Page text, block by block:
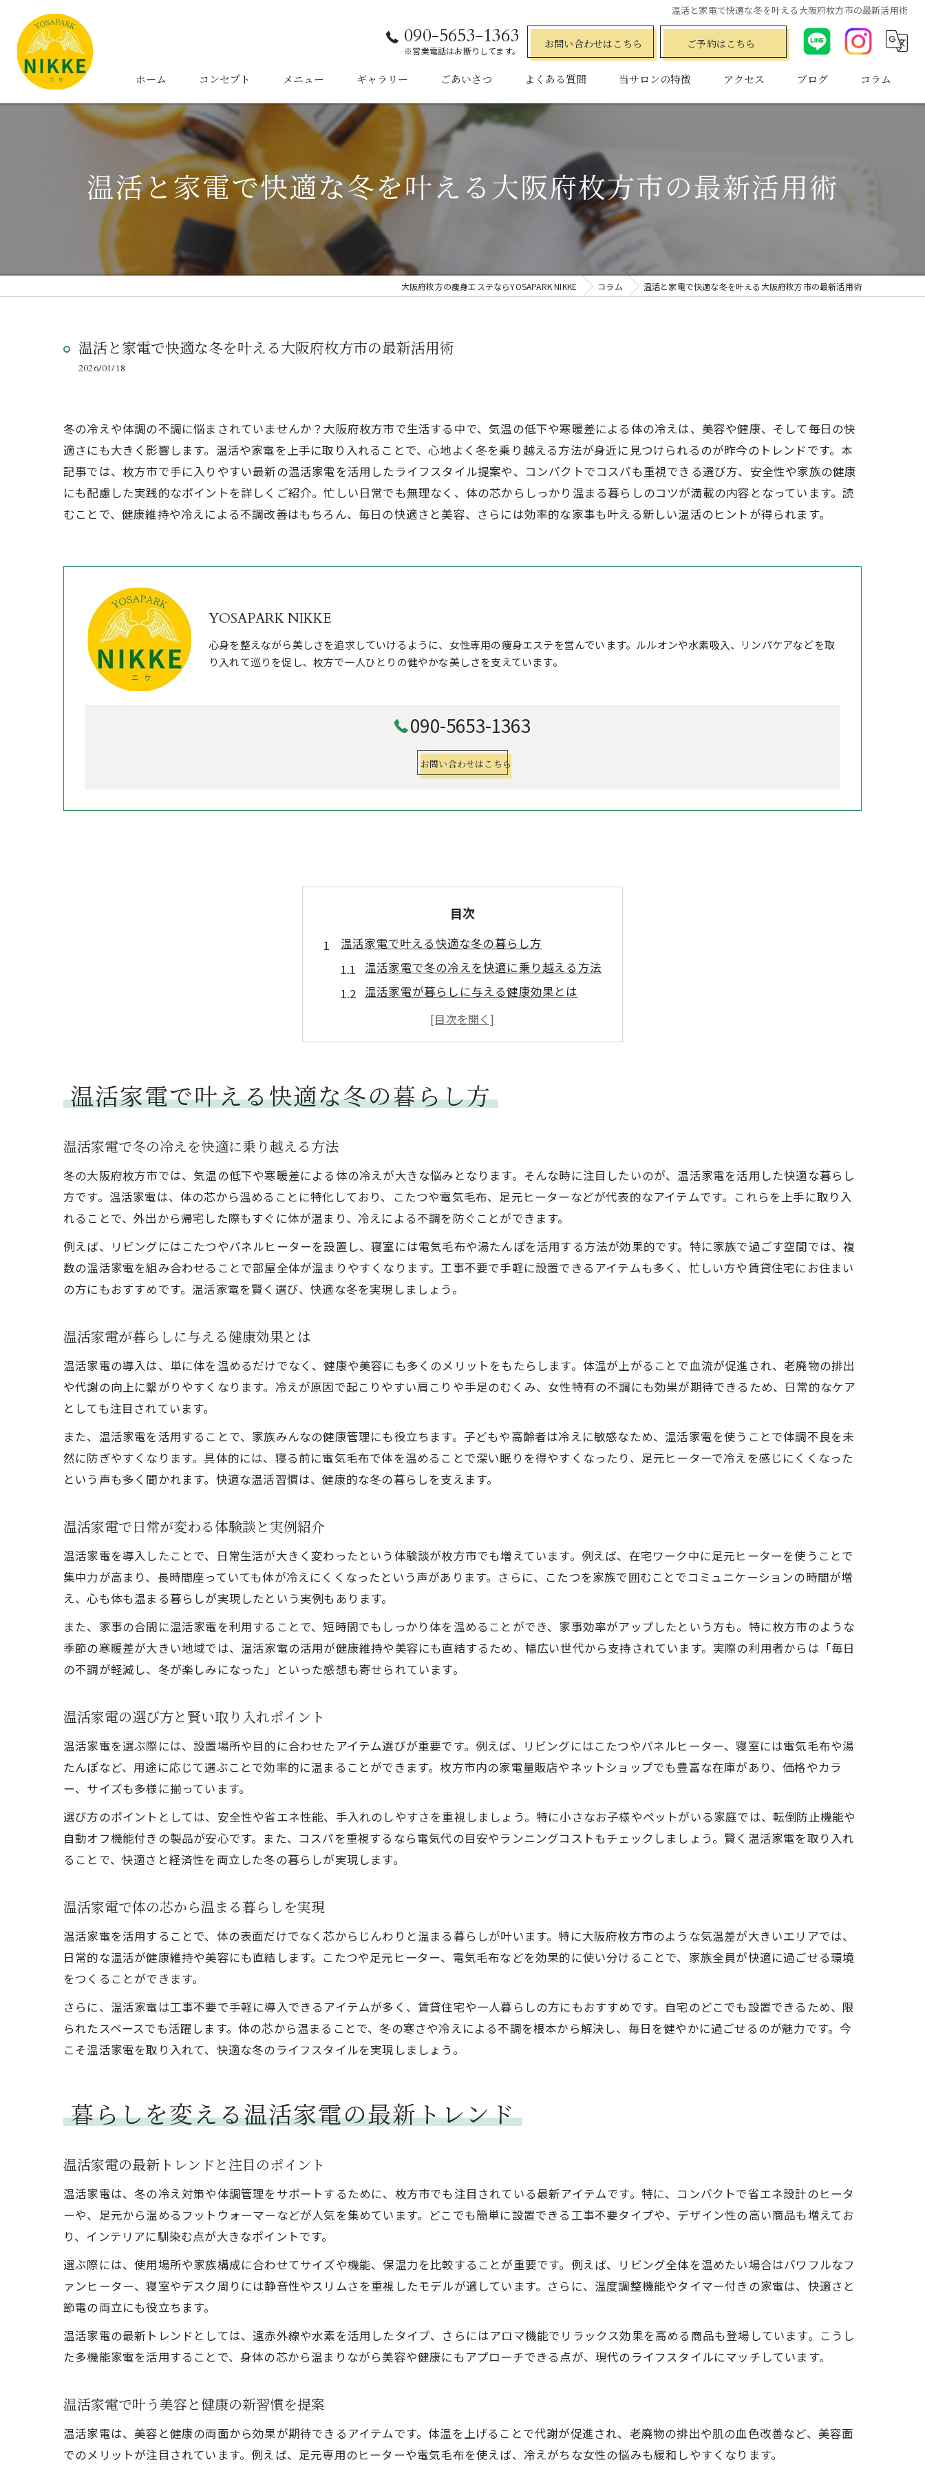
温活と家電で快適な冬を叶える大阪府枚方市の最新活用術
090-5653-1363
※営業電話はお断りしてます。 お問い合わせはこちら ご予約はこちら
ホーム コンセプト メニュー ギャラリー ごあいさつ よくある質問 当サロンの特徴
プライベートサロン
小顔
フェムケア
アクセス ブログ コラム
温活と家電で快適な冬を叶える大阪府枚方市の最新活用術
大阪府枚方の痩身エステならYOSAPARK NIKKE コラム 温活と家電で快適な冬を叶える大阪府枚方市の最新活用術
温活と家電で快適な冬を叶える大阪府枚方市の最新活用術
2026/01/18
冬の冷えや体調の不調に悩まされていませんか？大阪府枚方市で生活する中で、気温の低下や寒暖差による体の冷えは、美容や健康、そして毎日の快
適さにも大きく影響します。温活や家電を上手に取り入れることで、心地よく冬を乗り越える方法が身近に見つけられるのが昨今のトレンドです。本
記事では、枚方市で手に入りやすい最新の温活家電を活用したライフスタイル提案や、コンパクトでコスパも重視できる選び方、安全性や家族の健康
にも配慮した実践的なポイントを詳しくご紹介。忙しい日常でも無理なく、体の芯からしっかり温まる暮らしのコツが満載の内容となっています。読
むことで、健康維持や冷えによる不調改善はもちろん、毎日の快適さと美容、さらには効率的な家事も叶える新しい温活のヒントが得られます。
YOSAPARK NIKKE
心身を整えながら美しさを追求していけるように、女性専用の痩身エステを営んでいます。ルルオンや水素吸入、リンパケアなどを取
り入れて巡りを促し、枚方で一人ひとりの健やかな美しさを支えています。
090-5653-1363
お問い合わせはこちら
目次
温活家電で叶える快適な冬の暮らし方
温活家電で冬の冷えを快適に乗り越える方法
温活家電が暮らしに与える健康効果とは
温活家電で日常が変わる体験談と実例紹介
温活家電の選び方と賢い取り入れポイント
暮らしを変える温活家電の最新トレンド
温活家電の最新トレンドと注目のポイント
温活家電の進化がもたらす利便性の魅力
温活家電で家族全員が快適に過ごす秘訣
温活家電で冷えを根本からケアする方法
温活家電が冷え性対策に効果的な理由
毎日を支える温活と家電の実践ポイント
温活家電で健康維持を目指す生活習慣
温活家電と合わせて取り入れたい習慣
温活家電選びで美容と健康を両立する秘訣
温活家電の比較ポイントと失敗しない選択
温活家電で得られる美容効果と活用法
温活家電の安全性と機能性を見極める方法
温活家電を選ぶ際のコスパ重視のコツ
家族で楽しむ温活家電のある生活提案
温活家電で家族が集う冬のリビングを演出
温活家電の活用で家族の健康習慣を育てる
温活家電で叶える快適な冬の暮らし方
温活家電で冬の冷えを快適に乗り越える方法
冬の大阪府枚方市では、気温の低下や寒暖差による体の冷えが大きな悩みとなります。そんな時に注目したいのが、温活家電を活用した快適な暮らし
方です。温活家電は、体の芯から温めることに特化しており、こたつや電気毛布、足元ヒーターなどが代表的なアイテムです。これらを上手に取り入
れることで、外出から帰宅した際もすぐに体が温まり、冷えによる不調を防ぐことができます。
例えば、リビングにはこたつやパネルヒーターを設置し、寝室には電気毛布や湯たんぽを活用する方法が効果的です。特に家族で過ごす空間では、複
数の温活家電を組み合わせることで部屋全体が温まりやすくなります。工事不要で手軽に設置できるアイテムも多く、忙しい方や賃貸住宅にお住まい
の方にもおすすめです。温活家電を賢く選び、快適な冬を実現しましょう。
温活家電が暮らしに与える健康効果とは
温活家電の導入は、単に体を温めるだけでなく、健康や美容にも多くのメリットをもたらします。体温が上がることで血流が促進され、老廃物の排出
や代謝の向上に繋がりやすくなります。冷えが原因で起こりやすい肩こりや手足のむくみ、女性特有の不調にも効果が期待できるため、日常的なケア
としても注目されています。
また、温活家電を活用することで、家族みんなの健康管理にも役立ちます。子どもや高齢者は冷えに敏感なため、温活家電を使うことで体調不良を未
然に防ぎやすくなります。具体的には、寝る前に電気毛布で体を温めることで深い眠りを得やすくなったり、足元ヒーターで冷えを感じにくくなった
という声も多く聞かれます。快適な温活習慣は、健康的な冬の暮らしを支えます。
温活家電で日常が変わる体験談と実例紹介
温活家電を導入したことで、日常生活が大きく変わったという体験談が枚方市でも増えています。例えば、在宅ワーク中に足元ヒーターを使うことで
集中力が高まり、長時間座っていても体が冷えにくくなったという声があります。さらに、こたつを家族で囲むことでコミュニケーションの時間が増
え、心も体も温まる暮らしが実現したという実例もあります。
また、家事の合間に温活家電を利用することで、短時間でもしっかり体を温めることができ、家事効率がアップしたという方も。特に枚方市のような
季節の寒暖差が大きい地域では、温活家電の活用が健康維持や美容にも直結するため、幅広い世代から支持されています。実際の利用者からは「毎日
の不調が軽減し、冬が楽しみになった」といった感想も寄せられています。
温活家電の選び方と賢い取り入れポイント
温活家電を選ぶ際には、設置場所や目的に合わせたアイテム選びが重要です。例えば、リビングにはこたつやパネルヒーター、寝室には電気毛布や湯
たんぽなど、用途に応じて選ぶことで効率的に温まることができます。枚方市内の家電量販店やネットショップでも豊富な在庫があり、価格やカラ
ー、サイズも多様に揃っています。
選び方のポイントとしては、安全性や省エネ性能、手入れのしやすさを重視しましょう。特に小さなお子様やペットがいる家庭では、転倒防止機能や
自動オフ機能付きの製品が安心です。また、コスパを重視するなら電気代の目安やランニングコストもチェックしましょう。賢く温活家電を取り入れ
ることで、快適さと経済性を両立した冬の暮らしが実現します。
温活家電で体の芯から温まる暮らしを実現
温活家電を活用することで、体の表面だけでなく芯からじんわりと温まる暮らしが叶います。特に大阪府枚方市のような気温差が大きいエリアでは、
日常的な温活が健康維持や美容にも直結します。こたつや足元ヒーター、電気毛布などを効果的に使い分けることで、家族全員が快適に過ごせる環境
をつくることができます。
さらに、温活家電は工事不要で手軽に導入できるアイテムが多く、賃貸住宅や一人暮らしの方にもおすすめです。自宅のどこでも設置できるため、限
られたスペースでも活躍します。体の芯から温まることで、冬の寒さや冷えによる不調を根本から解決し、毎日を健やかに過ごせるのが魅力です。今
こそ温活家電を取り入れて、快適な冬のライフスタイルを実現しましょう。
暮らしを変える温活家電の最新トレンド
温活家電の最新トレンドと注目のポイント
温活家電は、冬の冷え対策や体調管理をサポートするために、枚方市でも注目されている最新アイテムです。特に、コンパクトで省エネ設計のヒータ
ーや、足元から温めるフットウォーマーなどが人気を集めています。どこでも簡単に設置できる工事不要タイプや、デザイン性の高い商品も増えてお
り、インテリアに馴染む点が大きなポイントです。
選ぶ際には、使用場所や家族構成に合わせてサイズや機能、保温力を比較することが重要です。例えば、リビング全体を温めたい場合はパワフルなフ
ァンヒーター、寝室やデスク周りには静音性やスリムさを重視したモデルが適しています。さらに、温度調整機能やタイマー付きの家電は、快適さと
節電の両立にも役立ちます。
温活家電の最新トレンドとしては、遠赤外線や水素を活用したタイプ、さらにはアロマ機能でリラックス効果を高める商品も登場しています。こうし
た多機能家電を活用することで、身体の芯から温まりながら美容や健康にもアプローチできる点が、現代のライフスタイルにマッチしています。
温活家電で叶う美容と健康の新習慣を提案
温活家電は、美容と健康の両面から効果が期待できるアイテムです。体温を上げることで代謝が促進され、老廃物の排出や肌の血色改善など、美容面
でのメリットが注目されています。例えば、足元専用のヒーターや電気毛布を使えば、冷えがちな女性の悩みも緩和しやすくなります。